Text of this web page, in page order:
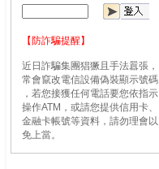
【防詐騙提醒】
近日詐騙集團猖獗且手法囂張，
常會竄改電信設備偽裝顯示號碼
，若您接獲任何電話要您依指示
操作ATM，或請您提供信用卡、
金融卡帳號等資料，請勿理會以
免上當。